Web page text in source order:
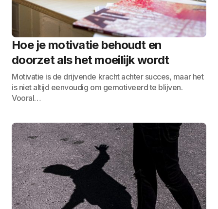
Hoe je motivatie behoudt en
doorzet als het moeilijk wordt
Motivatie is de drijvende kracht achter succes, maar het
is niet altijd eenvoudig om gemotiveerd te blijven.
Vooral…